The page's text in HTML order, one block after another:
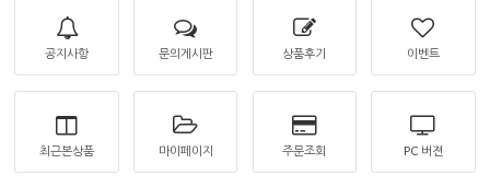
공지사항 문의게시판 상품후기 이벤트
최근본상품 마이페이지 주문조회 PC 버젼